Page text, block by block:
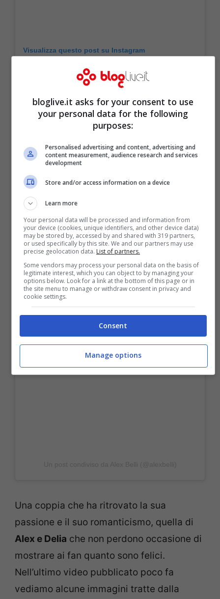
Visualizza questo post su Instagram
Una coppia che ha ritrovato la sua
passione e il suo romanticismo, quella di
Alex e Delia che non perdono occasione di
mostrare ai fan quanto sono felici.
Nell’ultimo video pubblicato poco fa
vediamo alcune immagini tratte dalla
bloglive.it asks for your consent to use
your personal data for the following
purposes:
Personalised advertising and content, advertising and
content measurement, audience research and services
development
Store and/or access information on a device
Learn more
Your personal data will be processed and information from
your device (cookies, unique identifiers, and other device data)
may be stored by, accessed by and shared with 319 partners,
or used specifically by this site. We and our partners may use
precise geolocation data. List of partners.
Some vendors may process your personal data on the basis of
legitimate interest, which you can object to by managing your
options below. Look for a link at the bottom of this page or in
the site menu to manage or withdraw consent in privacy and
cookie settings.
Consent
Manage options